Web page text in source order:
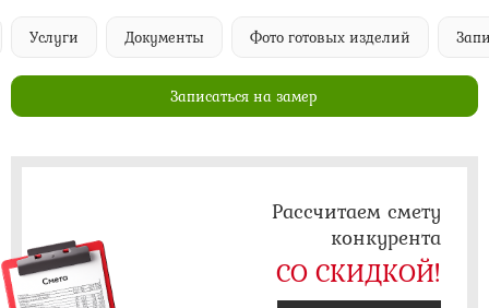
Услуги Документы Фото готовых изделий
Записаться на замер
Рассчитаем смету
конкурента
СО СКИДКОЙ!